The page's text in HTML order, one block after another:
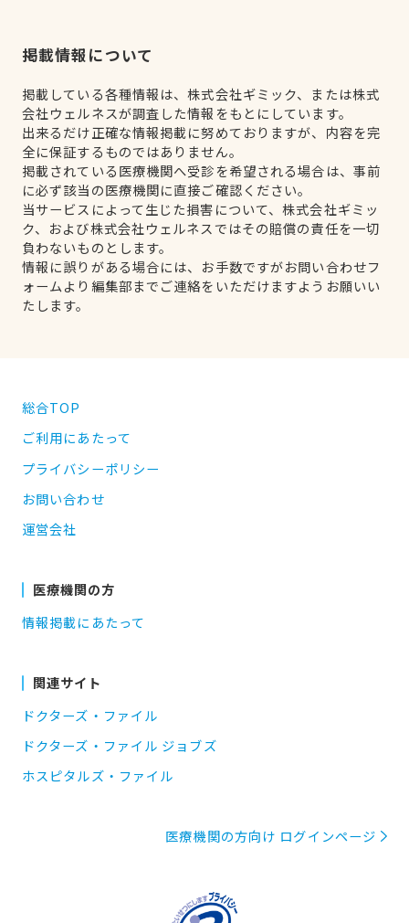
掲載情報について
掲載している各種情報は、株式会社ギミック、または株式
会社ウェルネスが調査した情報をもとにしています。
出来るだけ正確な情報掲載に努めておりますが、内容を完
全に保証するものではありません。
掲載されている医療機関へ受診を希望される場合は、事前
に必ず該当の医療機関に直接ご確認ください。
当サービスによって生じた損害について、株式会社ギミッ
ク、および株式会社ウェルネスではその賠償の責任を一切
負わないものとします。
情報に誤りがある場合には、お手数ですがお問い合わせフ
ォームより編集部までご連絡をいただけますようお願いい
たします。
総合TOP
ご利用にあたって
プライバシーポリシー
お問い合わせ
運営会社
医療機関の方
情報掲載にあたって
関連サイト
ドクターズ・ファイル
ドクターズ・ファイル ジョブズ
ホスピタルズ・ファイル
医療機関の方向け ログインページ